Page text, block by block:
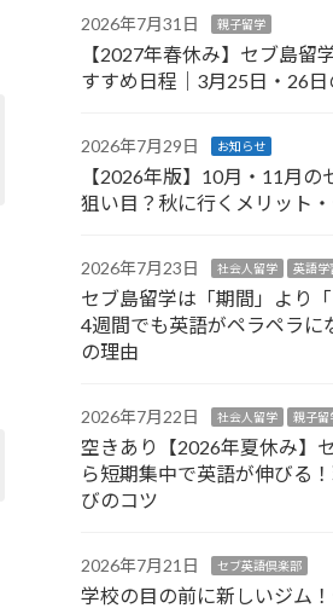
2026年7月31日 親子留学
【2027年春休み】セブ島留
すすめ日程｜3月25日・26
2026年7月29日 お知らせ
【2026年版】10月・11月の
狙い目？秋に行くメリット
2026年7月23日 社会人留学 英語学
セブ島留学は「期間」より「
4週間でも英語がペラペラに
の理由
2026年7月22日 社会人留学 親子留
空きあり【2026年夏休み】
ら短期集中で英語が伸びる
びのコツ
2026年7月21日 セブ英語倶楽部
学校の目の前に新しいジム